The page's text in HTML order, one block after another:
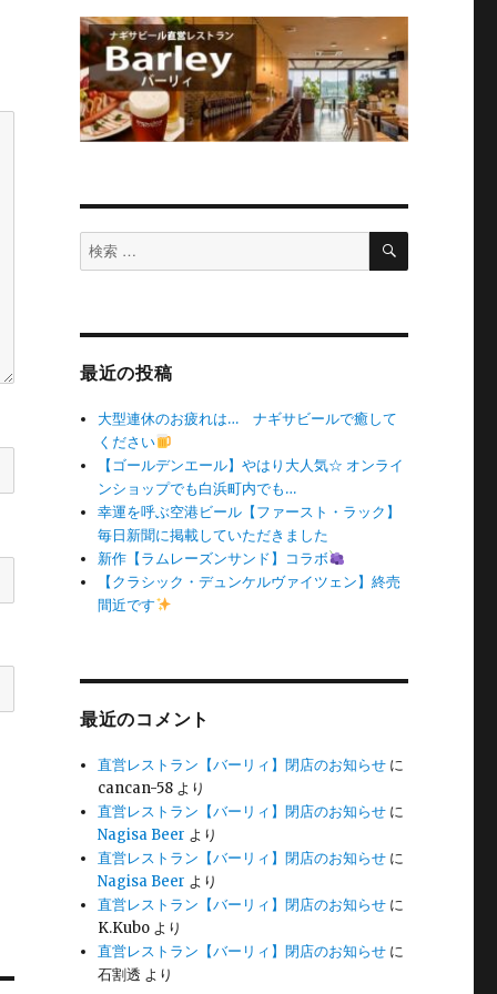
検
索
検
最近の投稿
大型連休のお疲れは… ナギサビールで癒して
ください
【ゴールデンエール】やはり大人気☆ オンライ
ンショップでも白浜町内でも…
幸運を呼ぶ空港ビール【ファースト・ラック】
毎日新聞に掲載していただきました
新作【ラムレーズンサンド】コラボ
【クラシック・デュンケルヴァイツェン】終売
間近です
最近のコメント
直営レストラン【バーリィ】閉店のお知らせ に
cancan-58 より
直営レストラン【バーリィ】閉店のお知らせ に
Nagisa Beer より
直営レストラン【バーリィ】閉店のお知らせ に
Nagisa Beer より
直営レストラン【バーリィ】閉店のお知らせ に
K.Kubo より
直営レストラン【バーリィ】閉店のお知らせ に
石割透 より